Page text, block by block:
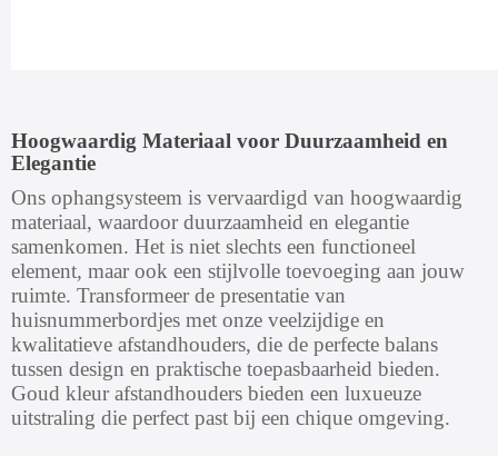
Hoogwaardig Materiaal voor Duurzaamheid en
Elegantie
Ons ophangsysteem is vervaardigd van hoogwaardig
materiaal, waardoor duurzaamheid en elegantie
samenkomen. Het is niet slechts een functioneel
element, maar ook een stijlvolle toevoeging aan jouw
ruimte. Transformeer de presentatie van
huisnummerbordjes met onze veelzijdige en
kwalitatieve afstandhouders, die de perfecte balans
tussen design en praktische toepasbaarheid bieden.
Goud kleur afstandhouders bieden een luxueuze
uitstraling die perfect past bij een chique omgeving.